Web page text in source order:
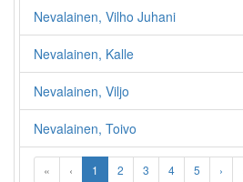
Nevalainen, Vilho Juhani
Nevalainen, Kalle
Nevalainen, Viljo
Nevalainen, Toivo
« ‹ 1 2 3 4 5 ›